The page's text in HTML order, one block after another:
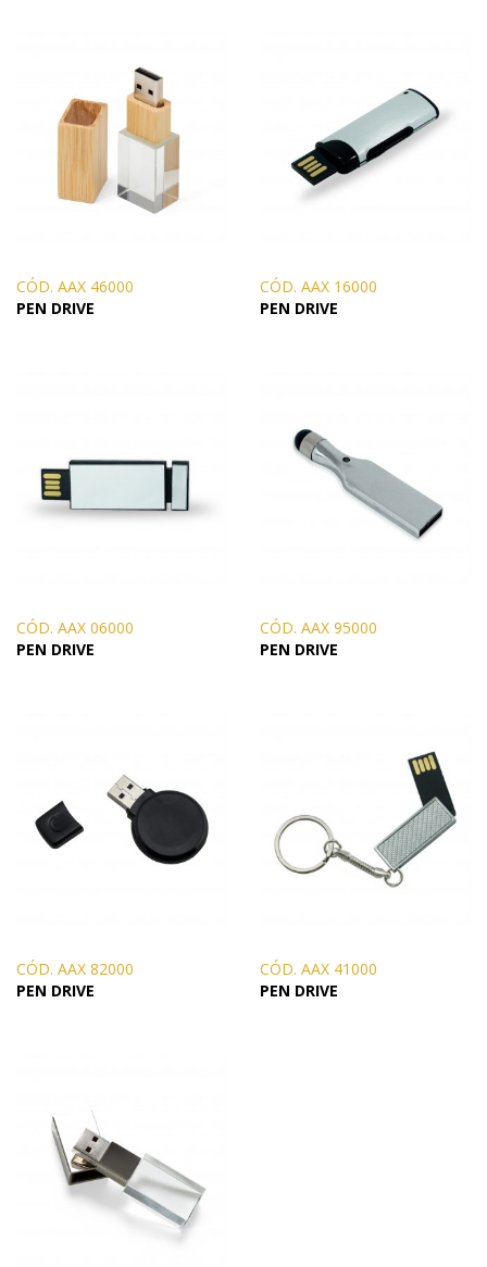
CÓD. AAX 46000
PEN DRIVE
CÓD. AAX 16000
PEN DRIVE
CÓD. AAX 06000
PEN DRIVE
CÓD. AAX 95000
PEN DRIVE
CÓD. AAX 82000
PEN DRIVE
CÓD. AAX 41000
PEN DRIVE